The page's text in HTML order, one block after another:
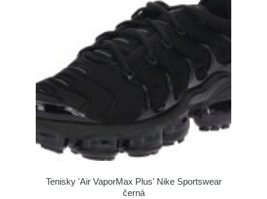
Tenisky 'Air VaporMax Plus' Nike Sportswear
černá